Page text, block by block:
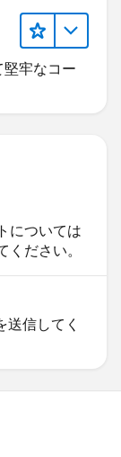
牢なコー
については
ださい。
信してく